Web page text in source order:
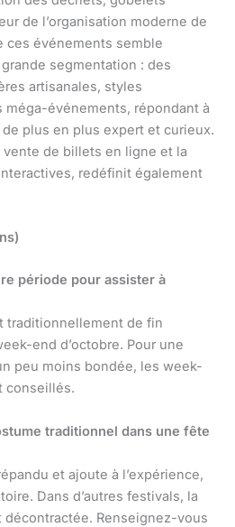
de l’organisation moderne de
ces événements semble
segmentation : des
artisanales, styles
événements, répondant à
plus en plus expert et curieux.
de billets en ligne et la
redéfinit également
période pour assister à
traditionnellement de fin
end d’octobre. Pour une
peu moins bondée, les week-
conseillés.
traditionnel dans une fête
et ajoute à l’expérience,
Dans d’autres festivals, la
Renseignez-vous